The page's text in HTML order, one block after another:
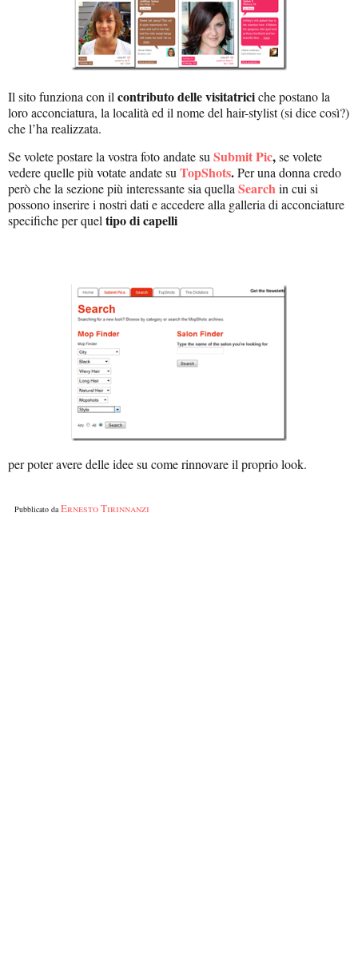
Il sito funziona con il contributo delle visitatriciche postano la
loro acconciatura, la località ed il nome del hair-stylist (si dice così?)
che l’ha realizzata.
Se volete postare la vostra foto andate su Submit Pic,se volete
vedere quelle più votate andate su TopShots.Per una donna credo
però che la sezione più interessante sia quella Searchin cui si
possono inserire i nostri dati e accedere alla galleria di acconciature
specifiche per quel tipo di capelli
per poter avere delle idee su come rinnovare il proprio look.
Pubblicato daErnesto Tirinnanzi